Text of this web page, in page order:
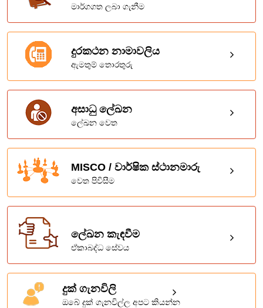
මාර්ගගත ලබා ගැනීම
දුරකථන නාමාවලිය
ඇමතුම් තොරතුරු
අසාධු ලේඛන
ලේඛන වෙත
MISCO / වාර්ෂික ස්ථානමාරු
වෙත පිවිසීම
ලේඛන කැඳවීම
ඒකාබද්ධ සේවය
දුක් ගැනවිලි
ඔබේ දුක් ගැනවිල්ල අපට කියන්න